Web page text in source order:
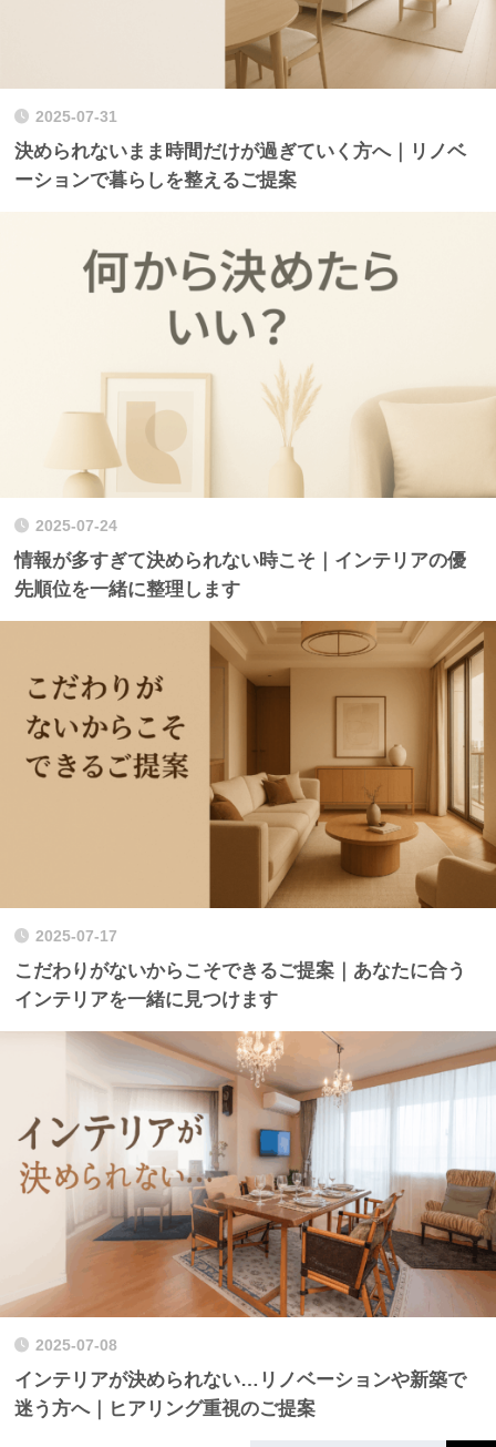
2025-07-31
決められないまま時間だけが過ぎていく方へ｜リノベ
ーションで暮らしを整えるご提案
2025-07-24
情報が多すぎて決められない時こそ｜インテリアの優
先順位を一緒に整理します
2025-07-17
こだわりがないからこそできるご提案｜あなたに合う
インテリアを一緒に見つけます
2025-07-08
インテリアが決められない…リノベーションや新築で
迷う方へ｜ヒアリング重視のご提案